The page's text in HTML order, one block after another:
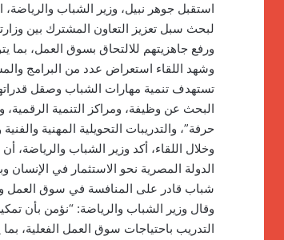
استقبل جوهر نبيل، وزير الشباب
لبحث سبل تعزيز التعاون المشترك بين
ورفع جاهزيتهم للالتحاق بسوق العمل، بما
وشهد اللقاء استعراض عدد من البرامج
تستهدف تنمية مهارات الشباب وصقل
البحث عن وظيفة، ومراكز التنمية
حرفة”، والتدريبات التحويلية المهنية
وخلال اللقاء، أكد وزير الشباب
الدولة المصرية نحو الاستثمار في الإنسان
شباب قادر على المنافسة في سوق العمل
وقال وزير الشباب والرياضة: “نؤمن بأن
التدريب باحتياجات سوق العمل